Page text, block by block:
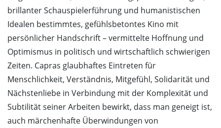
brillanter Schauspielerführung und humanistischen
Idealen bestimmtes, gefühlsbetontes Kino mit
persönlicher Handschrift – vermittelte Hoffnung und
Optimismus in politisch und wirtschaftlich schwierigen
Zeiten. Capras glaubhaftes Eintreten für
Menschlichkeit, Verständnis, Mitgefühl, Solidarität und
Nächstenliebe in Verbindung mit der Komplexität und
Subtilität seiner Arbeiten bewirkt, dass man geneigt ist,
auch märchenhafte Überwindungen von